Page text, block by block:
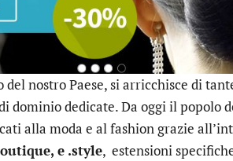
del nostro Paese, si arricchisce di
dominio dedicate. Da oggi il popolo
alla moda e al fashion grazie
e .style, estensioni